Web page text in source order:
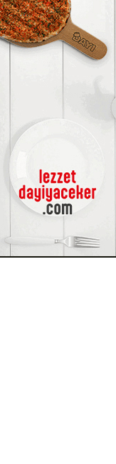
başlıyor! İlk
düdük Bolu'da
çalacak